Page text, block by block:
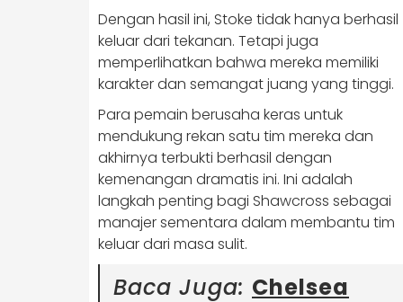
Dengan hasil ini, Stoke tidak hanya berhasil
keluar dari tekanan. Tetapi juga
memperlihatkan bahwa mereka memiliki
karakter dan semangat juang yang tinggi.
Para pemain berusaha keras untuk
mendukung rekan satu tim mereka dan
akhirnya terbukti berhasil dengan
kemenangan dramatis ini. Ini adalah
langkah penting bagi Shawcross sebagai
manajer sementara dalam membantu tim
keluar dari masa sulit.
Baca Juga: Chelsea